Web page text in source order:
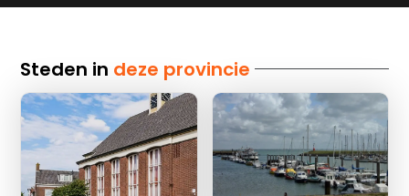
Steden in deze provincie